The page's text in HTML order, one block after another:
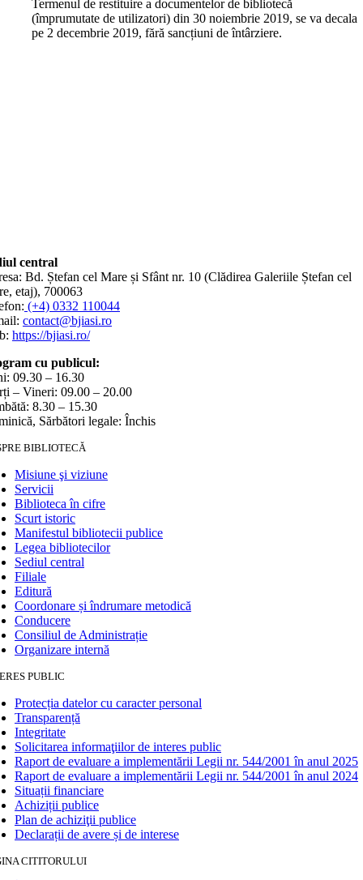
Termenul de restituire a documentelor de bibliotecă
(împrumutate de utilizatori) din 30 noiembrie 2019, se va decala
pe 2 decembrie 2019, fără sancțiuni de întârziere.
central
Bd. Ștefan cel Mare și Sfânt nr. 10 (Clădirea Galeriile Ștefan cel
etaj), 700063
(+4) 0332 110044
contact@bjiasi.ro
https://bjiasi.ro/
cu publicul:
09.30 – 16.30
– Vineri: 09.00 – 20.00
8.30 – 15.30
Sărbători legale: Închis
BIBLIOTECĂ
Misiune şi viziune
Servicii
Biblioteca în cifre
Scurt istoric
Manifestul bibliotecii publice
Legea bibliotecilor
Sediul central
Filiale
Editură
Coordonare și îndrumare metodică
Conducere
Consiliul de Administrație
Organizare internă
PUBLIC
Protecția datelor cu caracter personal
Transparență
Integritate
Solicitarea informaţiilor de interes public
Raport de evaluare a implementării Legii nr. 544/2001 în anul 2025
Raport de evaluare a implementării Legii nr. 544/2001 în anul 2024
Situații financiare
Achiziții publice
Plan de achiziţii publice
Declarații de avere și de interese
CITITORULUI